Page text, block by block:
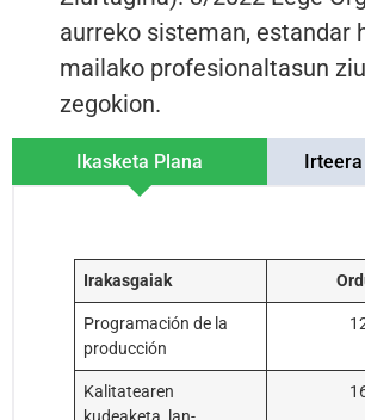
aurreko sisteman, estandar
mailako profesionaltasun
zegokion.
Ikasketa Plana
Irakasgaiak
Programación de la
producción
Kalitatearen